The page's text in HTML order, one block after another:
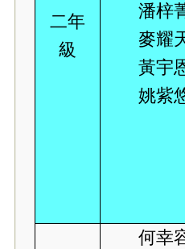
二年
級
潘梓
麥耀
黃宇
姚紫
何幸